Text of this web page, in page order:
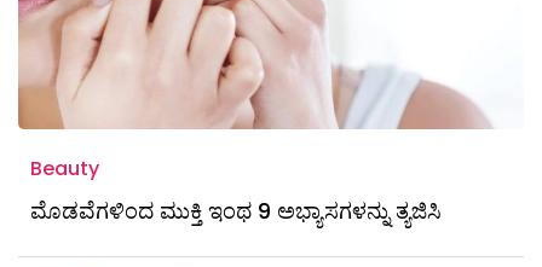
Beauty
ಮೊಡವೆಗಳಿಂದ ಮುಕ್ತಿ ಇಂಥ 9 ಅಭ್ಯಾಸಗಳನ್ನು ತ್ಯಜಿಸಿ